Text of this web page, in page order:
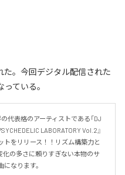
た。今回デジタル配信された
っている。
代表格のアーティストである「DJ
LABORATORY Vol.2』
トをリリース！！リズム構築力と
化の多さに頼りすぎない本物のサ
なります。